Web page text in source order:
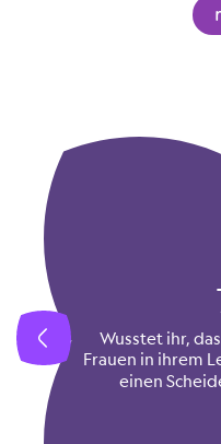
Wusstet ihr,
Frauen in ihrem
einen